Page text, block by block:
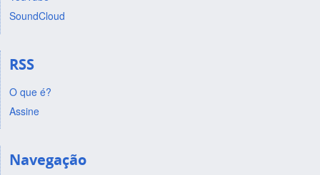
SoundCloud
RSS
O que é?
Assine
Navegação